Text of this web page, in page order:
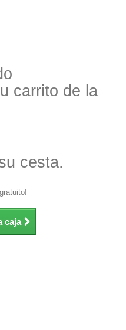
carrito de la
cesta.
caja